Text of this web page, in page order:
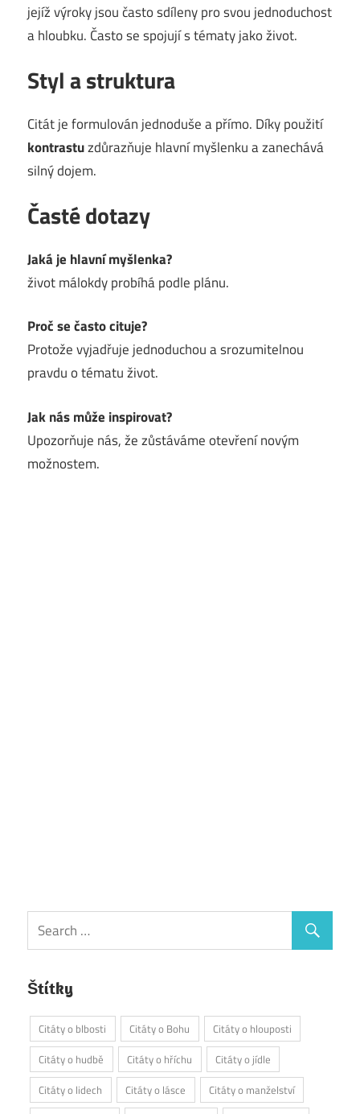
jejíž výroky jsou často sdíleny pro svou jednoduchost
a hloubku. Často se spojují s tématy jako život.
Styl a struktura
Citát je formulován jednoduše a přímo. Díky použití
kontrastuzdůrazňuje hlavní myšlenku a zanechává
silný dojem.
Časté dotazy
Jaká je hlavní myšlenka?
život málokdy probíhá podle plánu.
Proč se často cituje?
Protože vyjadřuje jednoduchou a srozumitelnou
pravdu o tématu život.
Jak nás může inspirovat?
Upozorňuje nás, že zůstáváme otevření novým
možnostem.
Štítky
Citáty o blbosti Citáty o Bohu
Citáty o hlouposti
Citáty o hudbě
Citáty o hříchu
Citáty o jídle
Citáty o lidech
Citáty o lásce
Citáty o manželství